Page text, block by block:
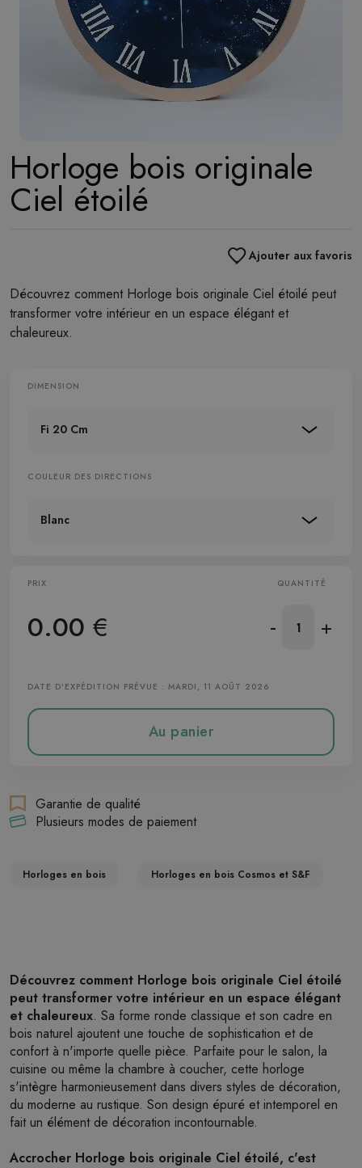
Horloge bois originale
Ciel étoilé
Ajouter aux favoris
Découvrez comment Horloge bois originale Ciel étoilé peut
transformer votre intérieur en un espace élégant et
chaleureux.
DIMENSION
Fi 20 Cm
COULEUR DES DIRECTIONS
Blanc
PRIX
0.00 €
QUANTITÉ
- +
DATE D'EXPÉDITION PRÉVUE : MARDI, 11 AOÛT 2026
Au panier
Garantie de qualité
Plusieurs modes de paiement
Horloges en bois Horloges en bois Cosmos et S&F
Découvrez comment Horloge bois originale Ciel étoilé
peut transformer votre intérieur en un espace élégant
et chaleureux. Sa forme ronde classique et son cadre en
bois naturel ajoutent une touche de sophistication et de
confort à n'importe quelle pièce. Parfaite pour le salon, la
cuisine ou même la chambre à coucher, cette horloge
s'intègre harmonieusement dans divers styles de décoration,
du moderne au rustique. Son design épuré et intemporel en
fait un élément de décoration incontournable.
Accrocher Horloge bois originale Ciel étoilé, c'est